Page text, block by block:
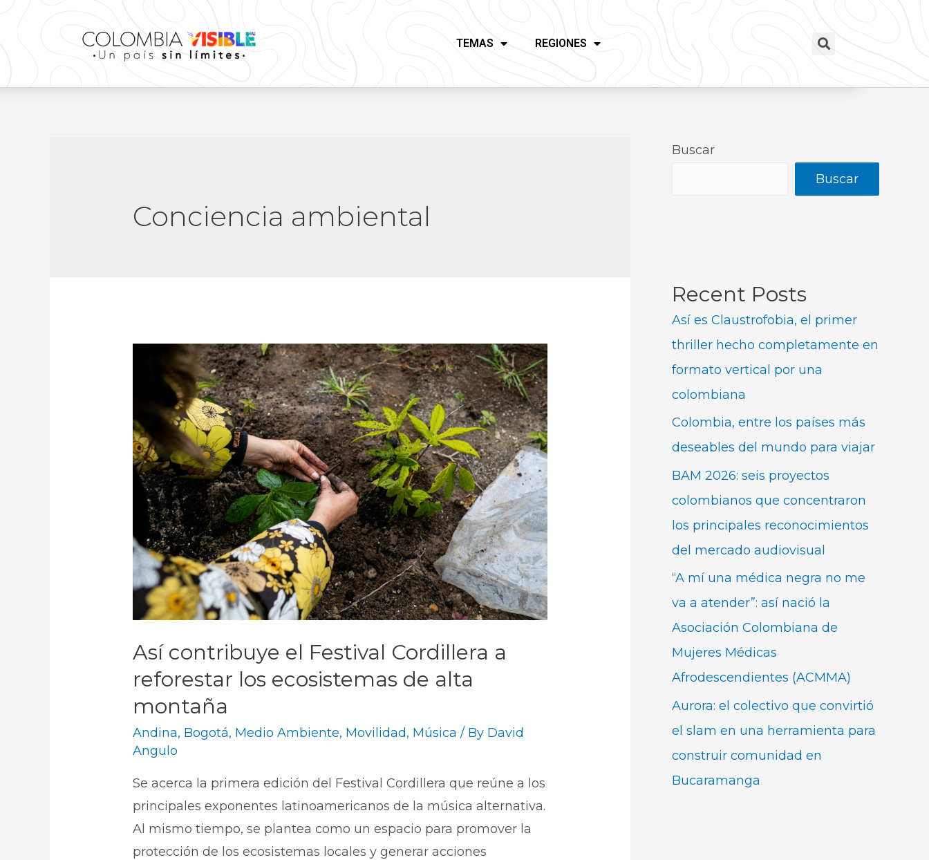
TEMAS REGIONES
Conciencia ambiental
Así contribuye el Festival Cordillera a
reforestar los ecosistemas de alta
montaña
Andina, Bogotá, Medio Ambiente, Movilidad, Música / By David
Angulo
Se acerca la primera edición del Festival Cordillera que reúne a los
principales exponentes latinoamericanos de la música alternativa.
Al mismo tiempo, se plantea como un espacio para promover la
protección de los ecosistemas locales y generar acciones
Buscar
Buscar
Recent Posts
Así es Claustrofobia, el primer
thriller hecho completamente en
formato vertical por una
colombiana
Colombia, entre los países más
deseables del mundo para viajar
BAM 2026: seis proyectos
colombianos que concentraron
los principales reconocimientos
del mercado audiovisual
“A mí una médica negra no me
va a atender”: así nació la
Asociación Colombiana de
Mujeres Médicas
Afrodescendientes (ACMMA)
Aurora: el colectivo que convirtió
el slam en una herramienta para
construir comunidad en
Bucaramanga